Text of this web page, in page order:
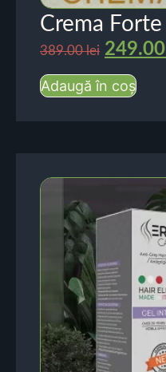
Crema Forte
389.00lei 249.00
Adaugă în coș